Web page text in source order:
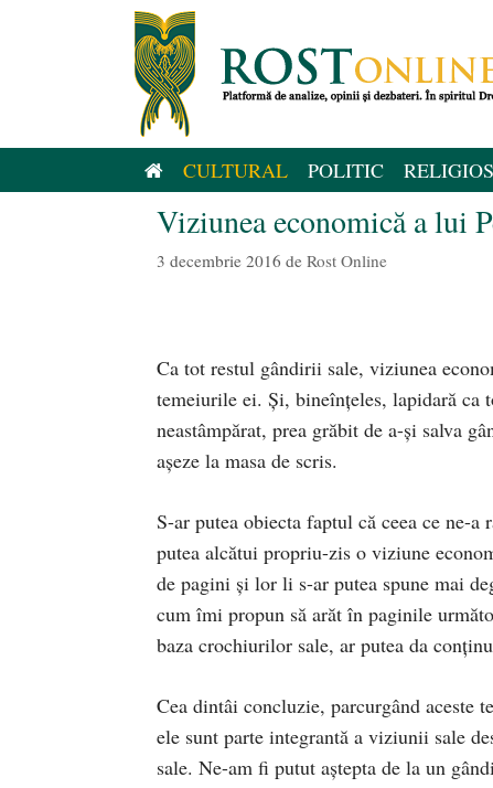
CULTURAL POLITIC RELIGIOS
Viziunea economică a lui
3 decembrie 2016 de Rost Online
Ca tot restul gândirii sale, viziunea
temeiurile ei. Și, bineînțeles, lapidară ca
neastâmpărat, prea grăbit de a-și salva
așeze la masa de scris.
S-ar putea obiecta faptul că ceea ce ne-
putea alcătui propriu-zis o viziune
de pagini și lor li s-ar putea spune mai
cum îmi propun să arăt în paginile
baza crochiurilor sale, ar putea da
Cea dintâi concluzie, parcurgând aceste
ele sunt parte integrantă a viziunii sale
sale. Ne-am fi putut aștepta de la un